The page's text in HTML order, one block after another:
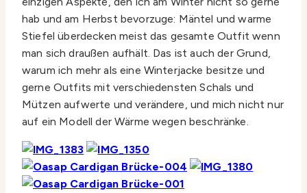
hab und am Herbst bevorzuge: Mäntel und warme
Stiefel überdecken meist das gesamte Outfit wenn
man sich draußen aufhält. Das ist auch der Grund,
warum ich mehr als eine Winterjacke besitze und
gerne Outfits mit verschiedensten Schals und
Mützen aufwerte und verändere, und mich nicht nur
auf ein Modell der Wärme wegen beschränke.